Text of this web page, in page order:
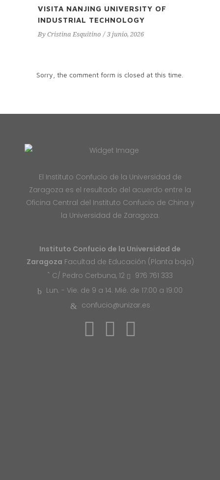
VISITA NANJING UNIVERSITY OF
INDUSTRIAL TECHNOLOGY
By Cristina Esquitino 3 junio, 2026
Sorry, the comment form is closed at this time.
El Instituto Confucio de la Universidad de
Zaragoza es el resultado del acuerdo entre la
Oficina Central del Instituto Confucio de China y
la Universidad de Zaragoza.
Instituto Confucio de la Universidad de
Zaragoza Facultad de Educación (Planta baja)
C/ Pedro Cerbuna, 12
976 761 333
Lun. - Vie. de 9 a 14. Mié. de 17:00 a 19:00
confucio@unizar.es